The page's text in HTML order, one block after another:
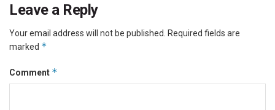
Leave a Reply
Your email address will not be published.
Required fields are
marked *
Comment *